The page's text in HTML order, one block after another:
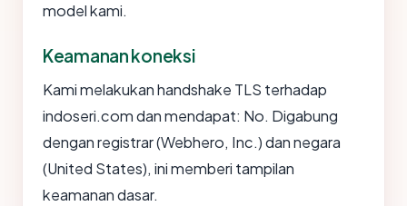
model kami.
Keamanan koneksi
Kami melakukan handshake TLS terhadap
indoseri.com dan mendapat: No. Digabung
dengan registrar (Webhero, Inc.) dan negara
(United States), ini memberi tampilan
keamanan dasar.